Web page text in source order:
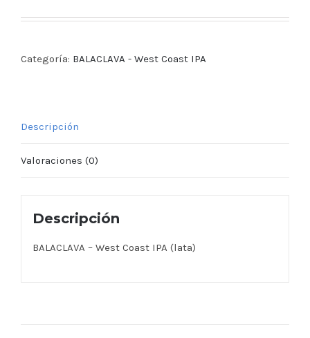
Categoría: BALACLAVA - West Coast IPA
Descripción
Valoraciones (0)
Descripción
BALACLAVA – West Coast IPA (lata)